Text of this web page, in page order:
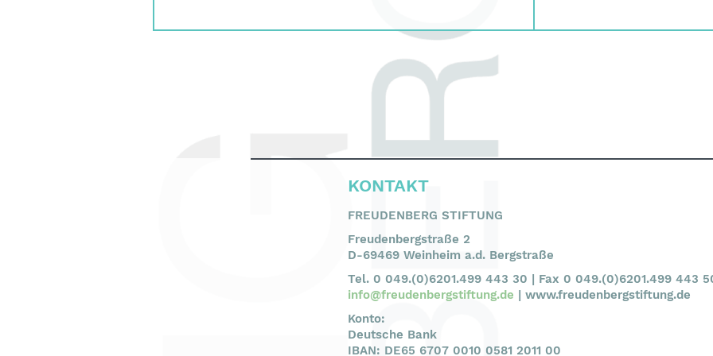
KONTAKT
FREUDENBERG STIFTUNG
Freudenbergstraße 2
D-69469 Weinheim a.d. Bergstraße
Tel. 0 049.(0)6201.499 443 30 | Fax 0 049.(0)6201.499 443
info@freudenbergstiftung.de | www.freudenbergstiftung.de
Konto:
Deutsche Bank
IBAN: DE65 6707 0010 0581 2011 00